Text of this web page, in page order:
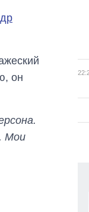
он
Мои